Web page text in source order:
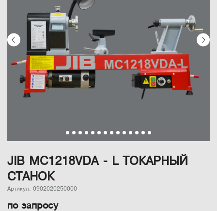
JIB MC1218VDA - L ТОКАРНЫЙ
СТАНОК
Артикул: 0902020250000
по запросу